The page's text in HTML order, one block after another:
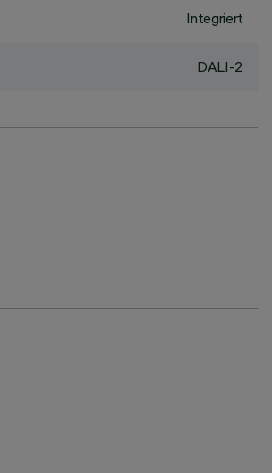
Integriert
DALI-2